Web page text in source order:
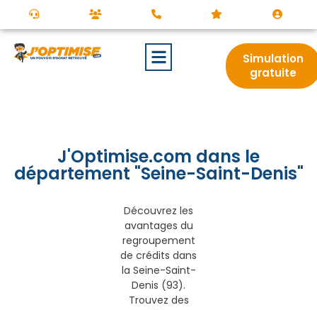
Simulation
gratuite
J'Optimise.com dans le
département "Seine-Saint-Denis"
Découvrez les
avantages du
regroupement
de crédits dans
la Seine-Saint-
Denis (93).
Trouvez des